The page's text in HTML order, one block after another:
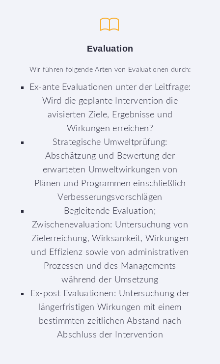
Evaluation
Wir führen folgende Arten von Evaluationen durch:
Ex-ante Evaluationen unter der Leitfrage:
Wird die geplante Intervention die
avisierten Ziele, Ergebnisse und
Wirkungen erreichen?
Strategische Umweltprüfung:
Abschätzung und Bewertung der
erwarteten Umweltwirkungen von
Plänen und Programmen einschließlich
Verbesserungsvorschlägen
Begleitende Evaluation;
Zwischenevaluation: Untersuchung von
Zielerreichung, Wirksamkeit, Wirkungen
und Effizienz sowie von administrativen
Prozessen und des Managements
während der Umsetzung
Ex-post Evaluationen: Untersuchung der
längerfristigen Wirkungen mit einem
bestimmten zeitlichen Abstand nach
Abschluss der Intervention